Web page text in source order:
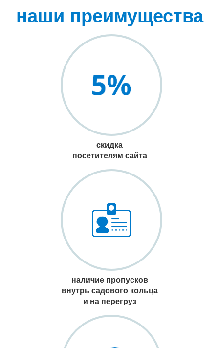
наши преимущества
скидка
посетителям сайта
наличие пропусков
внутрь садового кольца
и на перегруз